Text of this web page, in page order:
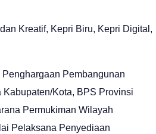
Kreatif, Kepri Biru, Kepri Digital,
Pembangunan
Kota, BPS Provinsi
Permukiman Wilayah
Pelaksana Penyediaan